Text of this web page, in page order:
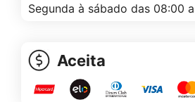
Segunda à sábado das 08:00
Aceita